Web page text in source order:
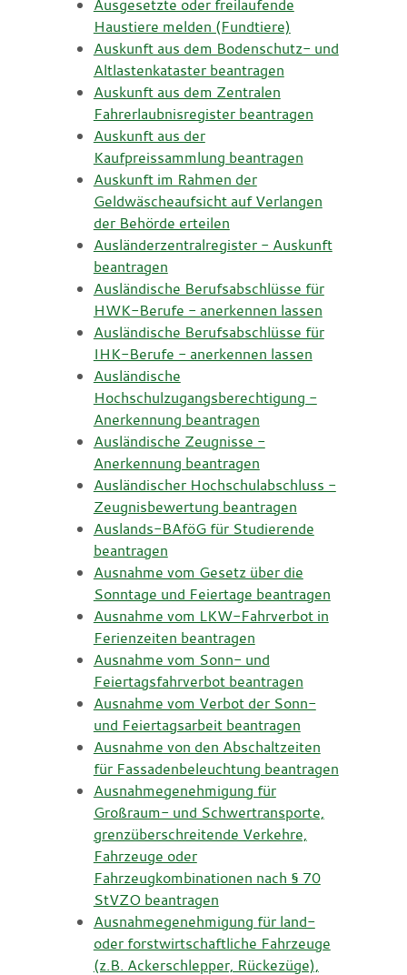
Ausgesetzte oder freilaufende
Haustiere melden (Fundtiere)
Auskunft aus dem Bodenschutz- und
Altlastenkataster beantragen
Auskunft aus dem Zentralen
Fahrerlaubnisregister beantragen
Auskunft aus der
Kaufpreissammlung beantragen
Auskunft im Rahmen der
Geldwäscheaufsicht auf Verlangen
der Behörde erteilen
Ausländerzentralregister - Auskunft
beantragen
Ausländische Berufsabschlüsse für
HWK-Berufe - anerkennen lassen
Ausländische Berufsabschlüsse für
IHK-Berufe - anerkennen lassen
Ausländische
Hochschulzugangsberechtigung -
Anerkennung beantragen
Ausländische Zeugnisse -
Anerkennung beantragen
Ausländischer Hochschulabschluss -
Zeugnisbewertung beantragen
Auslands-BAföG für Studierende
beantragen
Ausnahme vom Gesetz über die
Sonntage und Feiertage beantragen
Ausnahme vom LKW-Fahrverbot in
Ferienzeiten beantragen
Ausnahme vom Sonn- und
Feiertagsfahrverbot beantragen
Ausnahme vom Verbot der Sonn-
und Feiertagsarbeit beantragen
Ausnahme von den Abschaltzeiten
für Fassadenbeleuchtung beantragen
Ausnahmegenehmigung für
Großraum- und Schwertransporte,
grenzüberschreitende Verkehre,
Fahrzeuge oder
Fahrzeugkombinationen nach § 70
StVZO beantragen
Ausnahmegenehmigung für land-
oder forstwirtschaftliche Fahrzeuge
(z.B. Ackerschlepper, Rückezüge),